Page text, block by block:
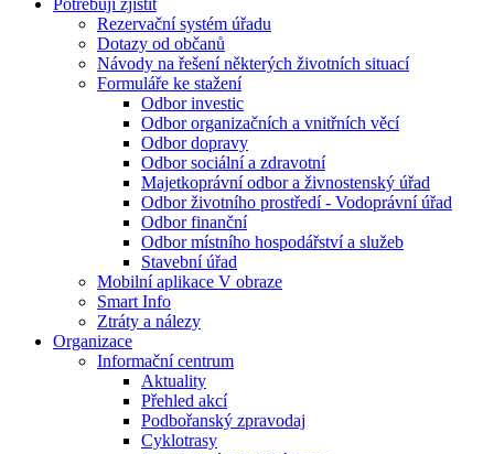
Potřebuji zjistit
Rezervační systém úřadu
Dotazy od občanů
Návody na řešení některých životních situací
Formuláře ke stažení
Odbor investic
Odbor organizačních a vnitřních věcí
Odbor dopravy
Odbor sociální a zdravotní
Majetkoprávní odbor a živnostenský úřad
Odbor životního prostředí - Vodoprávní úřad
Odbor finanční
Odbor místního hospodářství a služeb
Stavební úřad
Mobilní aplikace V obraze
Smart Info
Ztráty a nálezy
Organizace
Informační centrum
Aktuality
Přehled akcí
Podbořanský zpravodaj
Cyklotrasy